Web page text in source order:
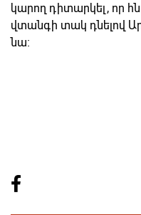
կարող դիտարկել, որ
վտանգի տակ դնելով
նա։